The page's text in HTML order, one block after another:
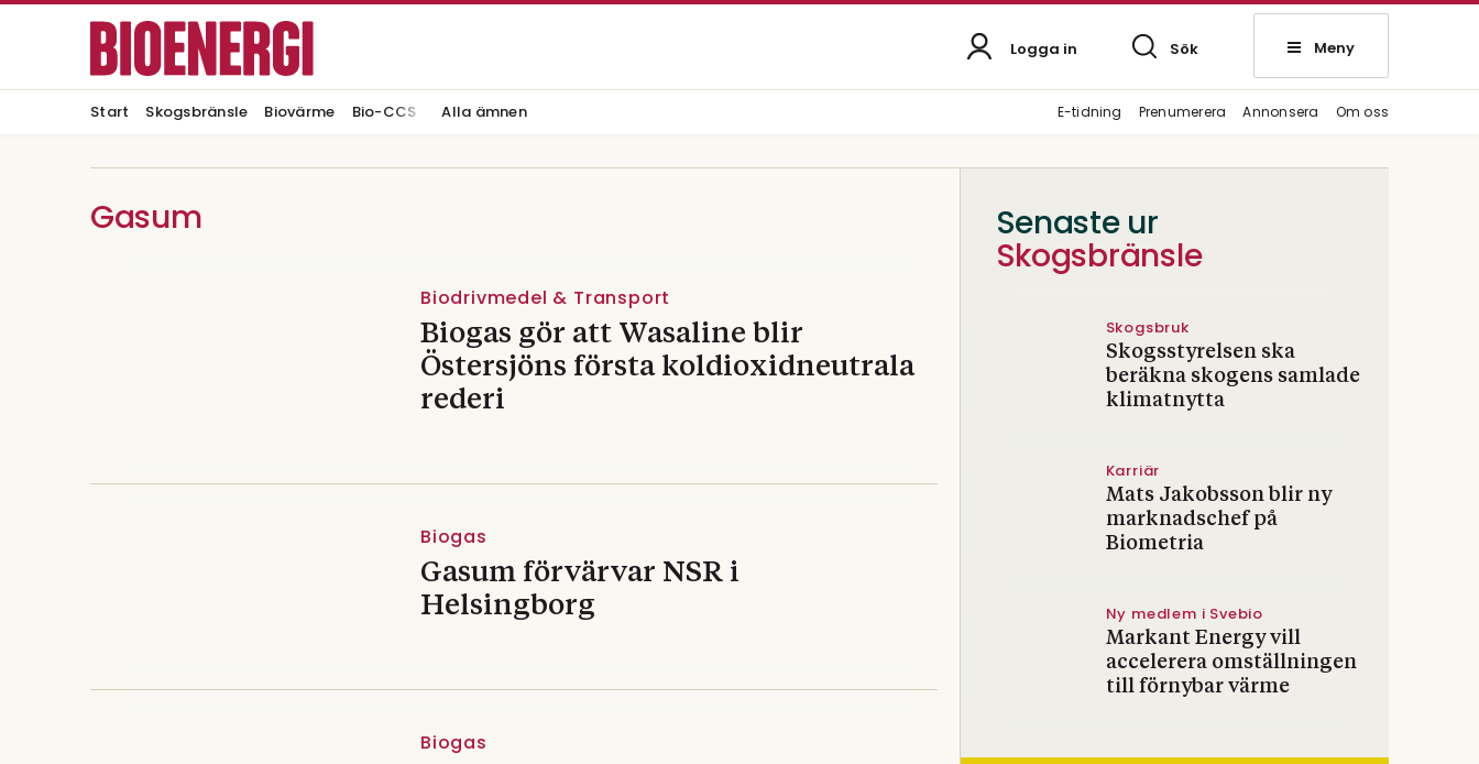
Logga in Sök Meny
Start Skogsbränsle Biovärme Bio-CCS Alla ämnen E-tidning Prenumerera Annonsera Om oss
Gasum
Biodrivmedel & Transport
Biogas gör att Wasaline blir
Östersjöns första koldioxidneutrala
rederi
Biogas
Gasum förvärvar NSR i
Helsingborg
Biogas
Senaste ur
Skogsbränsle
Skogsbruk
Skogsstyrelsen ska
beräkna skogens samlade
klimatnytta
Karriär
Mats Jakobsson blir ny
marknadschef på
Biometria
Ny medlem i Svebio
Markant Energy vill
accelerera omställningen
till förnybar värme